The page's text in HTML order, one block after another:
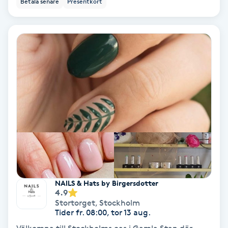
Babylights
Balayage
Barnklippning
BIAB
NAILS & Hats by Birgersdotter
4.9
Stortorget, Stockholm
Tider fr. 08:00, tor 13 aug.